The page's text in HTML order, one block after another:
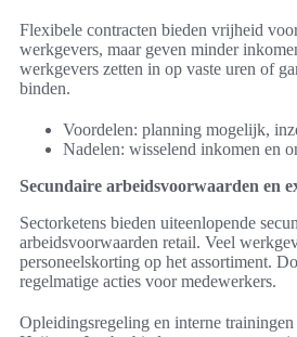
Flexibele contracten bieden vrijheid
werkgevers, maar geven minder
werkgevers zetten in op vaste uren of
binden.
Voordelen: planning mogelijk,
Nadelen: wisselend inkomen en
Secundaire arbeidsvoorwaarden en
Sectorketens bieden uiteenlopende
arbeidsvoorwaarden retail. Veel
personeelskorting op het assortiment.
regelmatige acties voor medewerkers.
Opleidingsregeling en interne